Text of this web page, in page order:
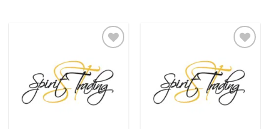
Ajouter
à la liste
d’envies
Ajouter
à la liste
d’envies